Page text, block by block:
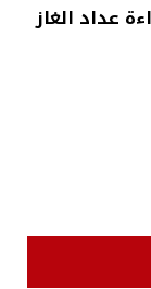
عداد الغاز